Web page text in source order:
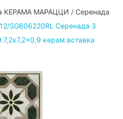
КЕРАМА МАРАЦЦИ / Серенада
SG606220RL Серенада 3
7,2x7,2x0,9 керам.вставка